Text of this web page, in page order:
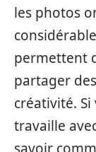
les photos
permettent
partager
créativité.
travaille